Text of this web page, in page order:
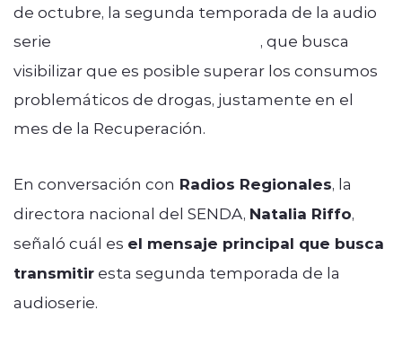
de octubre, la segunda temporada de la audio
serie
, que busca
visibilizar que es posible superar los consumos
problemáticos de drogas, justamente en el
mes de la Recuperación.
En conversación con Radios Regionales, la
directora nacional del SENDA, Natalia Riffo,
señaló cuál es el mensaje principal que busca
transmitir esta segunda temporada de la
audioserie.